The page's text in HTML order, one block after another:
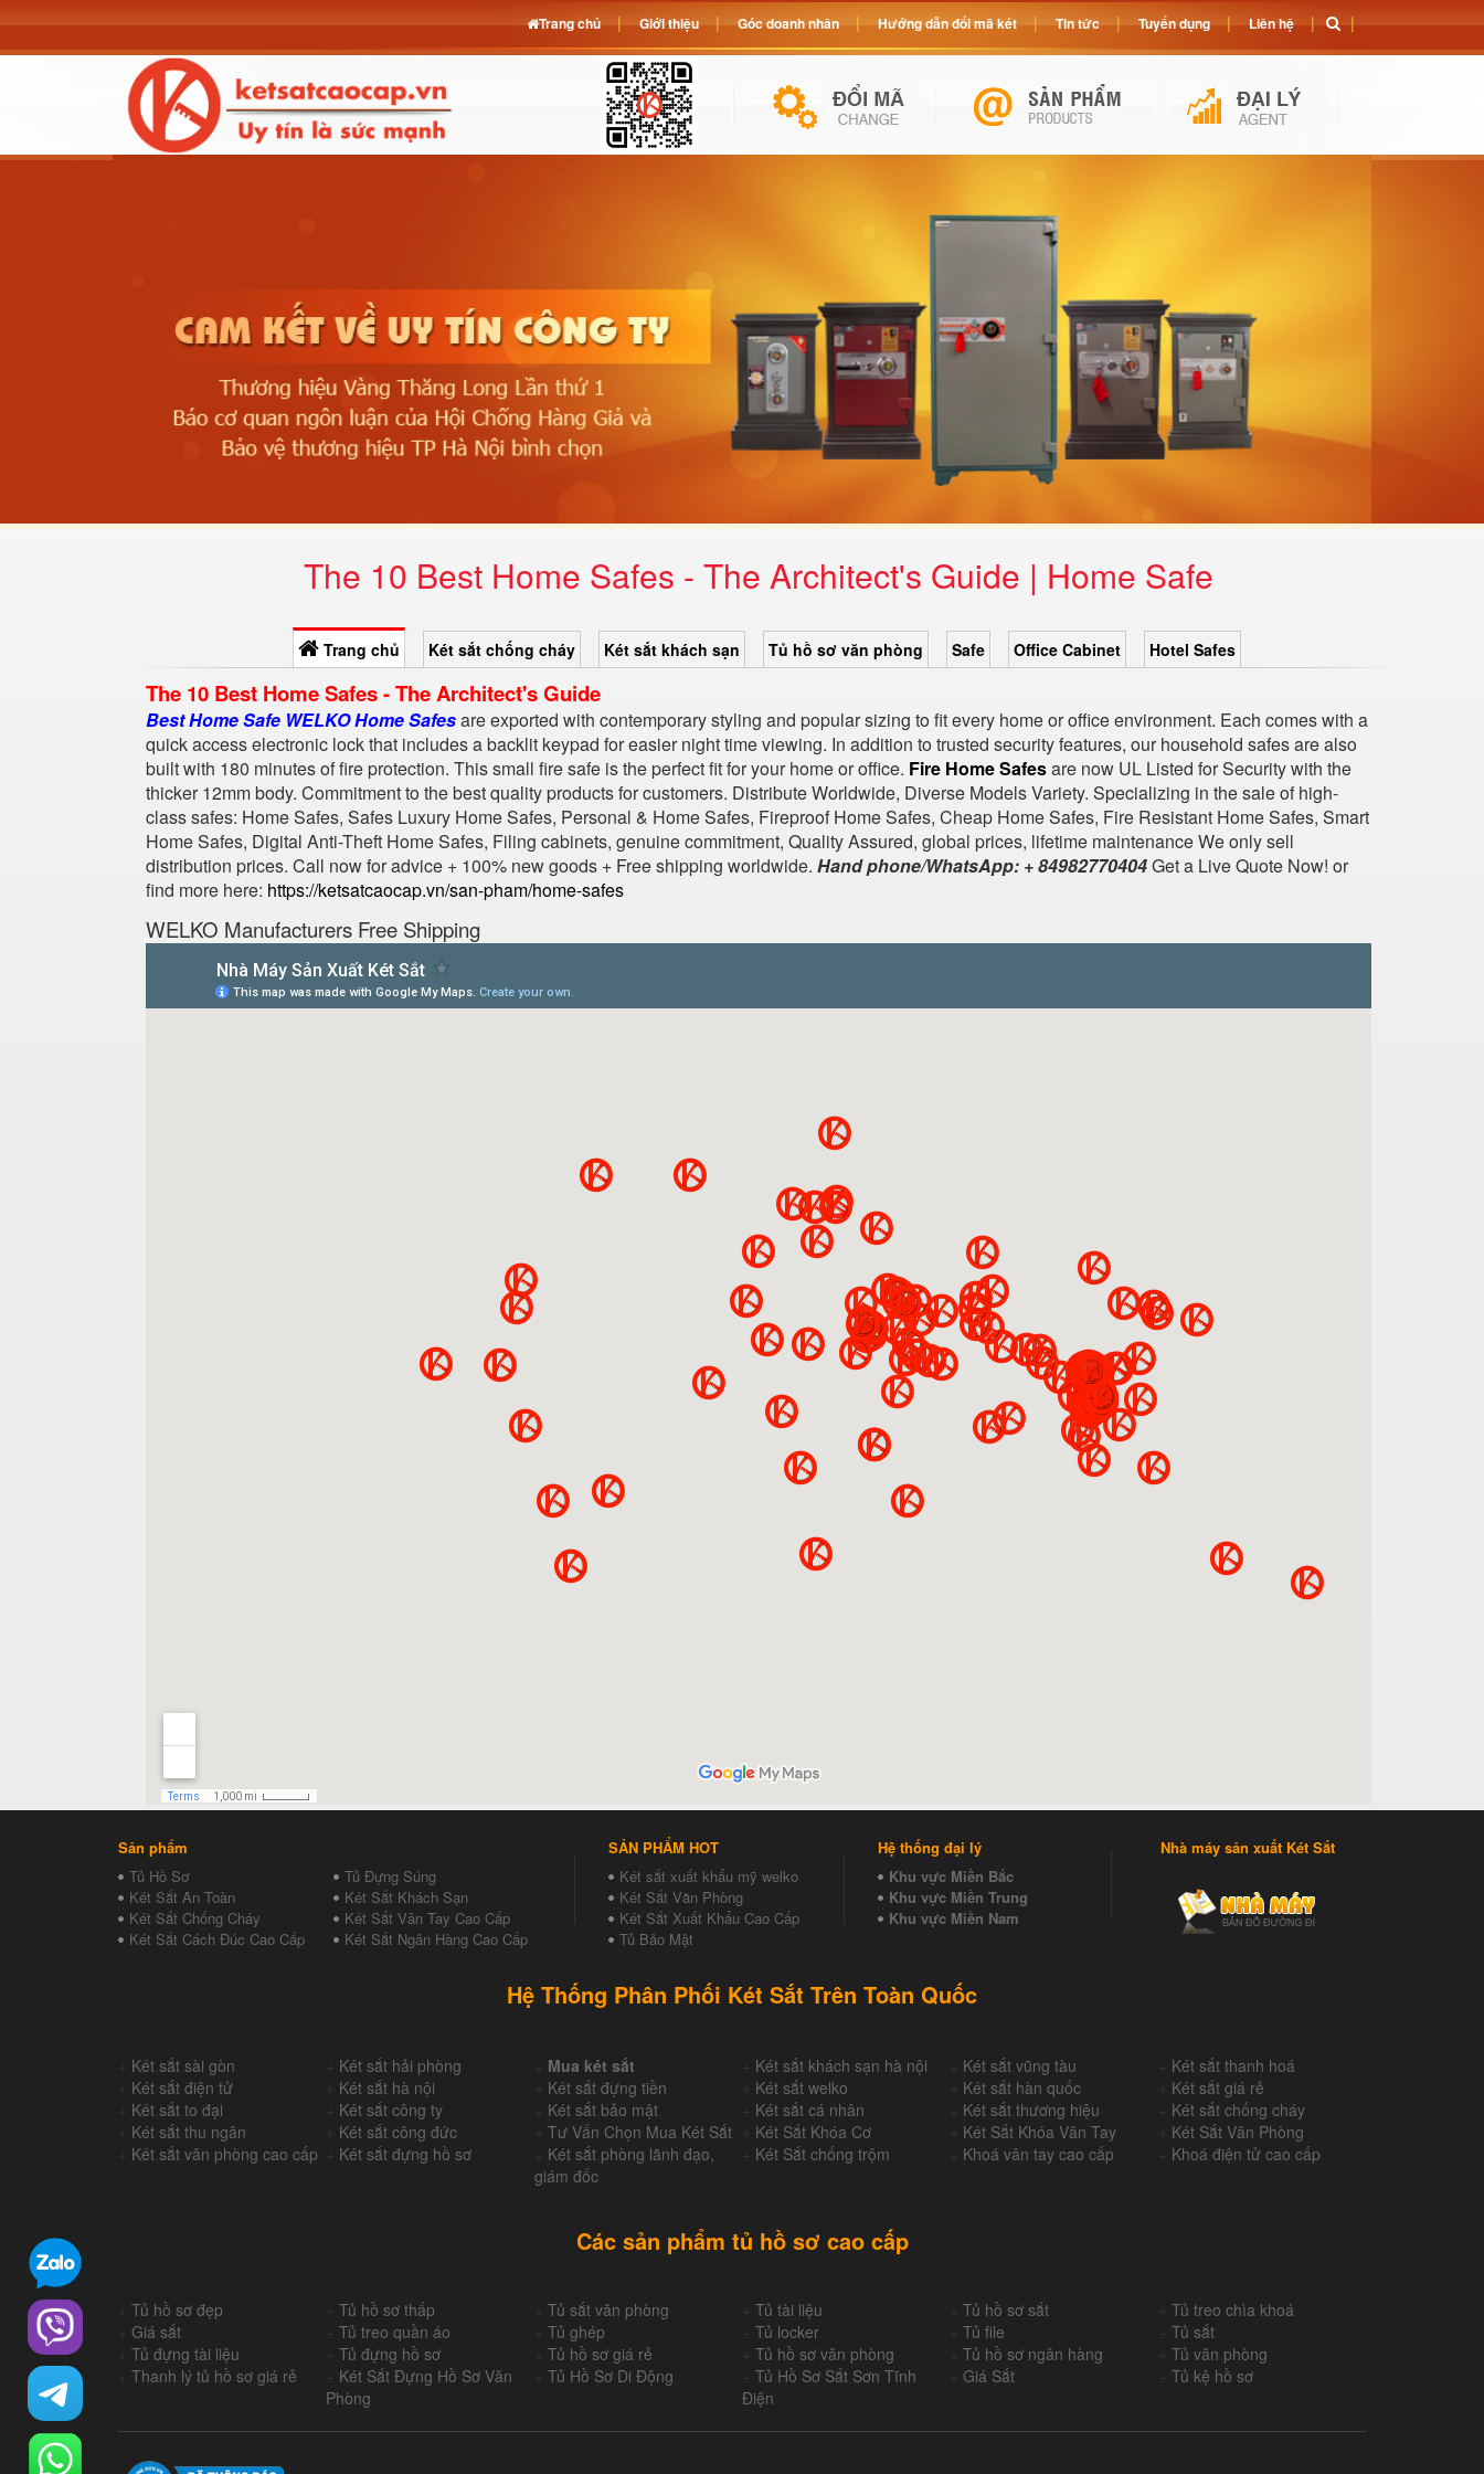
The 10 Best Home Safes - The Architect's Guide | Home Safe
Trang chủ Két sắt chống cháy Két sắt khách sạn Tủ hồ sơ văn phòng Safe Office Cabinet Hotel Safes
The 10 Best Home Safes - The Architect's Guide
Best Home Safe WELKO Home Safesare exported with contemporary styling and popular sizing to fit every home or office environment. Each comes with a
quick access electronic lock that includes a backlit keypad for easier night time viewing. In addition to trusted security features, our household safes are also
built with 180 minutes of fire protection. This small fire safe is the perfect fit for your home or office. Fire Home Safesare now UL Listed for Security with the
thicker 12mm body. Commitment to the best quality products for customers. Distribute Worldwide, Diverse Models Variety. Specializing in the sale of high-
class safes: Home Safes, Safes Luxury Home Safes, Personal & Home Safes, Fireproof Home Safes, Cheap Home Safes, Fire Resistant Home Safes, Smart
Home Safes, Digital Anti-Theft Home Safes, Filing cabinets, genuine commitment, Quality Assured, global prices, lifetime maintenance We only sell
distribution prices. Call now for advice + 100% new goods + Free shipping worldwide. Hand phone/WhatsApp: ‪+ 84982770404Get a Live Quote Now! or
find more here: https://ketsatcaocap.vn/san-pham/home-safes
WELKO Manufacturers‎ Free Shipping
Sản phẩm
Tủ Hồ Sơ
Tủ Đựng Súng
Két Sắt An Toàn
Két Sắt Khách Sạn
Két Sắt Chống Cháy
Két Sắt Vân Tay Cao Cấp
Két Sắt Cách Đúc Cao Cấp
Két Sắt Ngân Hàng Cao Cấp
SẢN PHẨM HOT
Két sắt xuất khẩu mỹ welko
Két Sắt Văn Phòng
Két Sắt Xuất Khẩu Cao Cấp
Tủ Bảo Mật
Hệ thống đại lý
Khu vực Miền Bắc
Khu vực Miền Trung
Khu vực Miền Nam
Nhà máy sản xuất Két Sắt
Hệ Thống Phân Phối Két Sắt Trên Toàn Quốc
Két sắt sài gòn Két sắt hải phòng Mua két sắt Két sắt khách sạn hà nội Két sắt vũng tàu
Két sắt thanh hoá
Két sắt điện tử Két sắt hà nội Két sắt đựng tiền Két sắt welko Két sắt hàn quốc
Két sắt giá rẻ
Két sắt to đại Két sắt công ty Két sắt bảo mật Két sắt cá nhân Két sắt thương hiệu
Két sắt chống cháy
Két sắt thu ngân Két sắt công đức Tư Vấn Chọn Mua Két Sắt Két Sắt Khóa Cơ Két Sắt Khóa Vân Tay
Két Sắt Văn Phòng
Két sắt văn phòng cao cấp Két sắt đựng hồ sơ
Két sắt phòng lãnh đạo,
giám đốc
Két Sắt chống trộm Khoá vân tay cao cấp Khoá điện tử cao cấp
Các sản phẩm tủ hồ sơ cao cấp
Tủ hồ sơ đẹp +Tủ hồ sơ thấp Tủ sắt văn phòng Tủ tài liệu +Tủ hồ sơ sắt
Tủ treo chìa khoá
Giá sắt +Tủ treo quần áo Tủ ghép Tủ locker +Tủ file
Tủ sắt
Tủ đựng tài liệu +Tủ đựng hồ sơ Tủ hồ sơ giá rẻ Tủ hồ sơ văn phòng +Tủ hồ sơ ngân hàng
Tủ văn phòng
Thanh lý tủ hồ sơ giá rẻ
Két Sắt Đựng Hồ Sơ Văn
Phòng
Tủ Hồ Sơ Di Động
Tủ Hồ Sơ Sắt Sơn Tĩnh
Điện
+Giá Sắt Tủ kệ hồ sơ
Trang chủ Giới thiệu Góc doanh nhân Hướng dẫn đổi mã két Tin tức Tuyển dụng Liên hệ